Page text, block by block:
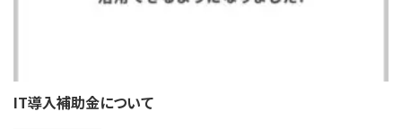
IT導入補助金について